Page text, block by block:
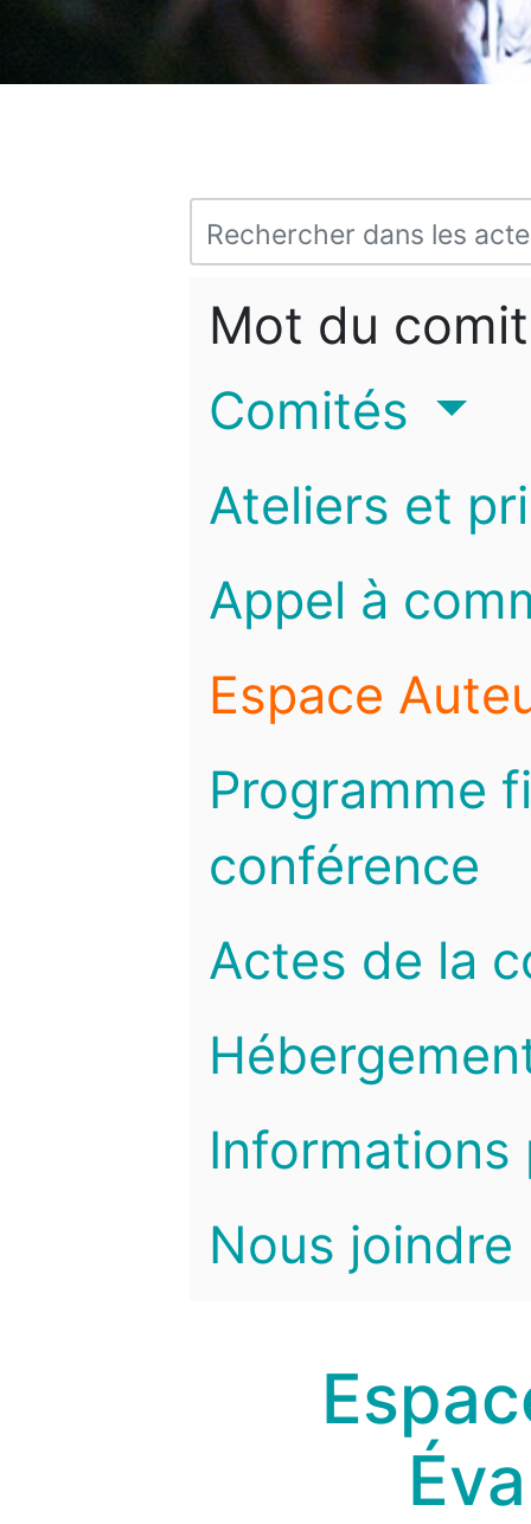
Mot du
Comités
Ateliers et
Appel à
Espace
Programme
conférence
Actes de la
Informations
Nous joindre